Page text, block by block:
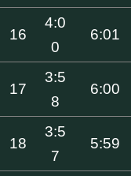
16
4:0
0
6:01
17
3:5
8
6:00
18
3:5
7
5:59